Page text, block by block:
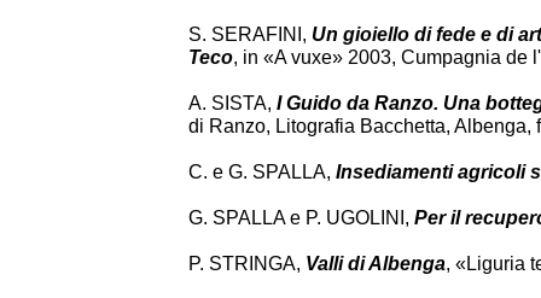
S. SERAFINI, Un gioiello di fede e di
Teco, in «A vuxe» 2003, Cumpagnia de
A. SISTA, I Guido da Ranzo. Una
di Ranzo, Litografia Bacchetta, Albenga,
C. e G. SPALLA, Insediamenti agricoli
G. SPALLA e P. UGOLINI, Per il
P. STRINGA, Valli di Albenga, «Liguria